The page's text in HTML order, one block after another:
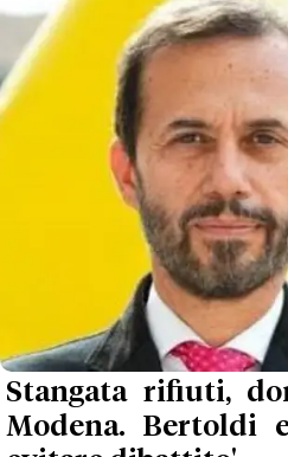
Stangata rifiuti,
Modena. Bertoldi